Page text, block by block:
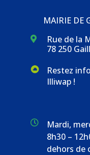
MAIRIE DE

Rue de la
78 250
Restez
Illiwap !

Mardi,
8h30 –
dehors de